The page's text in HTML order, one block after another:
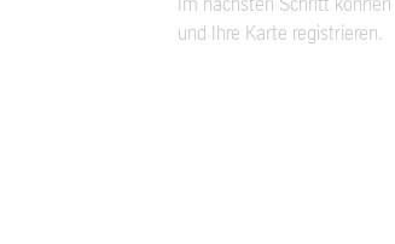
Im nächsten Schritt
und Ihre Karte registrieren.